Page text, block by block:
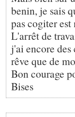
benin, je sais
pas cogiter
L'arrêt de
j'ai encore des
rêve que de
Bon courage
Bises